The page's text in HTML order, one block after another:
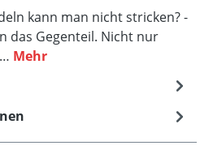
kann man nicht stricken? -
das Gegenteil. Nicht nur
Mehr